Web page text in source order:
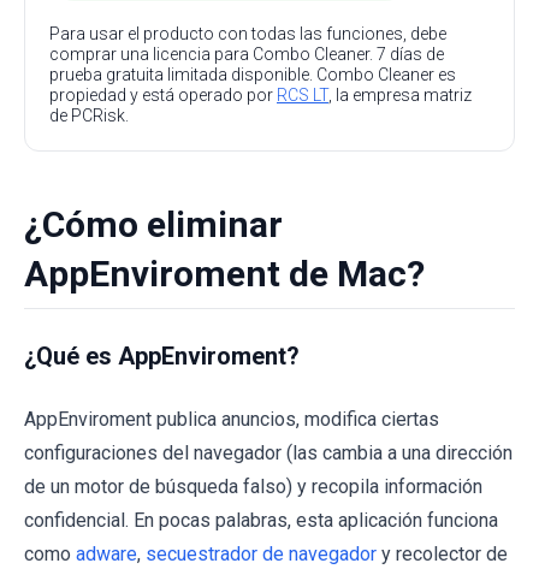
Para usar el producto con todas las funciones, debe
comprar una licencia para Combo Cleaner. 7 días de
prueba gratuita limitada disponible. Combo Cleaner es
propiedad y está operado por RCS LT, la empresa matriz
de PCRisk.
¿Cómo eliminar
AppEnviroment de Mac?
¿Qué es AppEnviroment?
AppEnviroment publica anuncios, modifica ciertas
configuraciones del navegador (las cambia a una dirección
de un motor de búsqueda falso) y recopila información
confidencial. En pocas palabras, esta aplicación funciona
como adware, secuestrador de navegador y recolector de